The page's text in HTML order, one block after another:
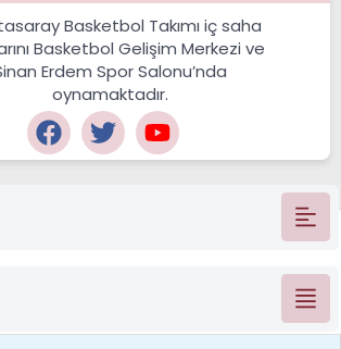
Basketbol Takımı iç saha
Basketbol Gelişim Merkezi ve
Erdem Spor Salonu’nda
oynamaktadır.